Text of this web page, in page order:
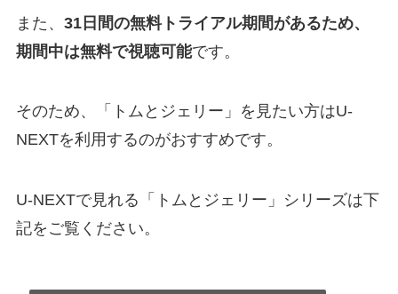
また、 31日間の無料トライアル期間があるため、
期間中は無料で視聴可能です。
そのため、「トムとジェリー」を見たい方はU-
NEXTを利用するのがおすすめです。
U-NEXTで見れる「トムとジェリー」シリーズは下
記をご覧ください。